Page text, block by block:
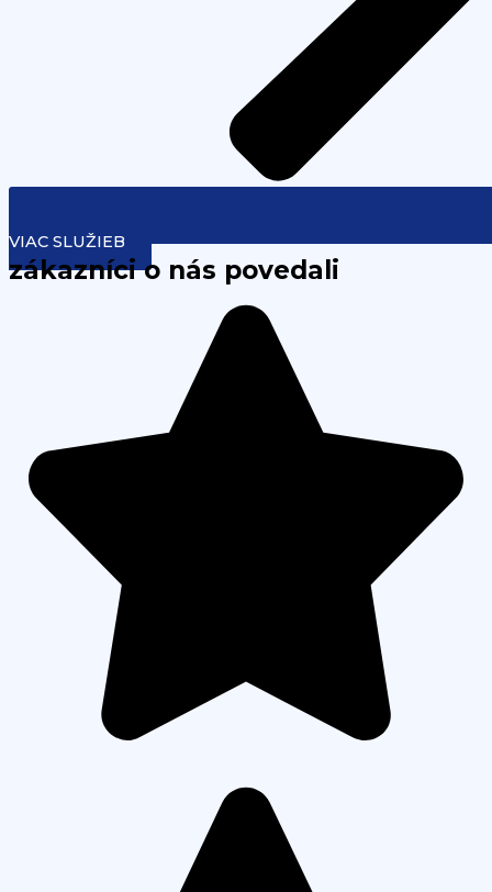
VIAC SLUŽIEB
zákazníci o nás povedali